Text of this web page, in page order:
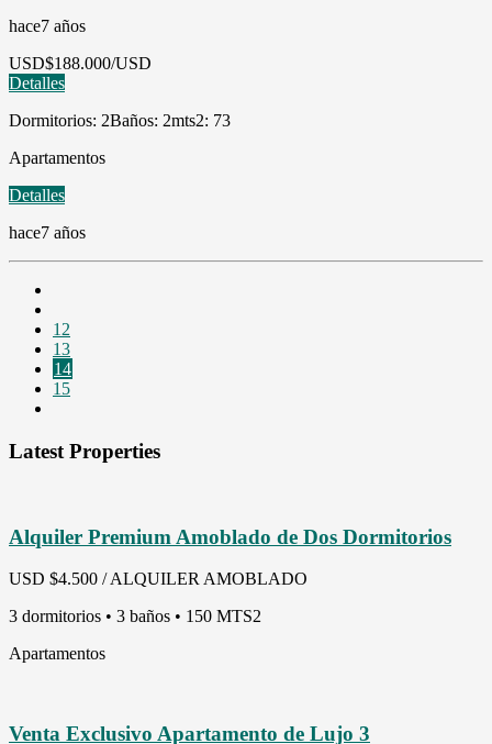
hace7 años
USD$188.000/USD
Detalles
Dormitorios: 2Baños: 2mts2: 73
Apartamentos
Detalles
hace7 años
12
13
14
15
Latest Properties
Alquiler Premium Amoblado de Dos Dormitorios
USD $4.500 / ALQUILER AMOBLADO
3 dormitorios • 3 baños • 150 MTS2
Apartamentos
Venta Exclusivo Apartamento de Lujo 3